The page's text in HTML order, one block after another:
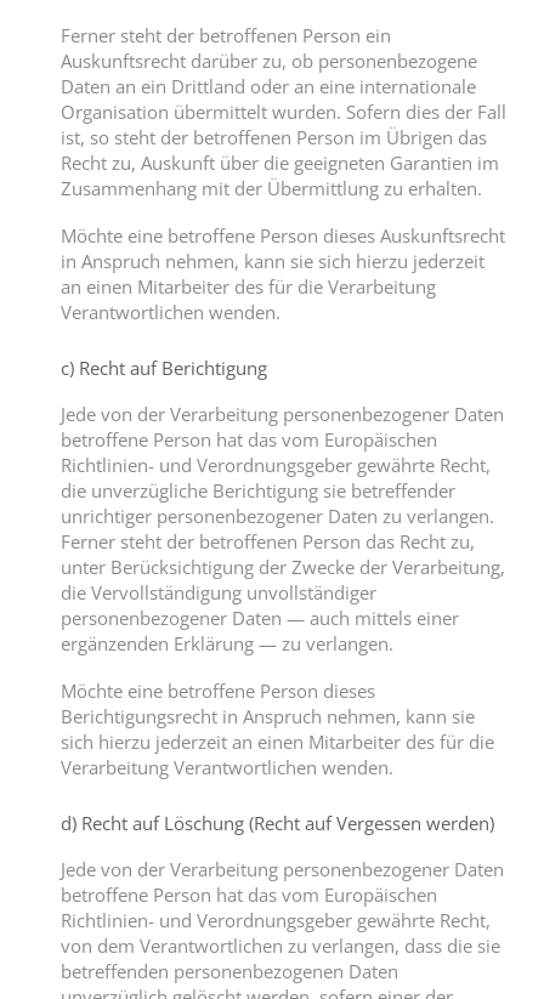
Ferner steht der betroffenen Person ein
Auskunftsrecht darüber zu, ob personenbezogene
Daten an ein Drittland oder an eine internationale
Organisation übermittelt wurden. Sofern dies der Fall
ist, so steht der betroffenen Person im Übrigen das
Recht zu, Auskunft über die geeigneten Garantien im
Zusammenhang mit der Übermittlung zu erhalten.
Möchte eine betroffene Person dieses Auskunftsrecht
in Anspruch nehmen, kann sie sich hierzu jederzeit
an einen Mitarbeiter des für die Verarbeitung
Verantwortlichen wenden.
c) Recht auf Berichtigung
Jede von der Verarbeitung personenbezogener Daten
betroffene Person hat das vom Europäischen
Richtlinien- und Verordnungsgeber gewährte Recht,
die unverzügliche Berichtigung sie betreffender
unrichtiger personenbezogener Daten zu verlangen.
Ferner steht der betroffenen Person das Recht zu,
unter Berücksichtigung der Zwecke der Verarbeitung,
die Vervollständigung unvollständiger
personenbezogener Daten — auch mittels einer
ergänzenden Erklärung — zu verlangen.
Möchte eine betroffene Person dieses
Berichtigungsrecht in Anspruch nehmen, kann sie
sich hierzu jederzeit an einen Mitarbeiter des für die
Verarbeitung Verantwortlichen wenden.
d) Recht auf Löschung (Recht auf Vergessen werden)
Jede von der Verarbeitung personenbezogener Daten
betroffene Person hat das vom Europäischen
Richtlinien- und Verordnungsgeber gewährte Recht,
von dem Verantwortlichen zu verlangen, dass die sie
betreffenden personenbezogenen Daten